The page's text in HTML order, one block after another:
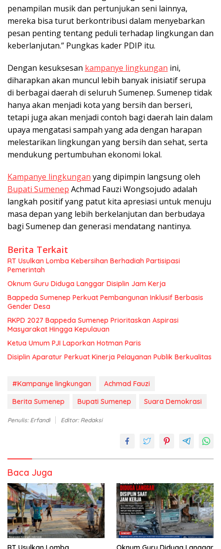
penampilan musik dan pertunjukan seni lainnya,
mereka bisa turut berkontribusi dalam menyebarkan
pesan penting tentang peduli terhadap lingkungan dan
keberlanjutan.” Pungkas kader PDIP itu.
Dengan kesuksesan kampanye lingkungan ini,
diharapkan akan muncul lebih banyak inisiatif serupa
di berbagai daerah di seluruh Sumenep. Sumenep tidak
hanya akan menjadi kota yang bersih dan berseri,
tetapi juga akan menjadi contoh bagi daerah lain dalam
upaya mengatasi sampah yang ada dengan harapan
melestarikan lingkungan yang bersih dan sehat, serta
mendukung pertumbuhan ekonomi lokal.
Kampanye lingkungan yang dipimpin langsung oleh
Bupati Sumenep Achmad Fauzi Wongsojudo adalah
langkah positif yang patut kita apresiasi untuk menuju
masa depan yang lebih berkelanjutan dan berbudaya
bagi Sumenep dan generasi mendatang nantinya.
Berita Terkait
RT Usulkan Lomba Kebersihan Berhadiah Partisipasi
Pemerintah
Oknum Guru Diduga Langgar Disiplin Jam Kerja
Bappeda Sumenep Perkuat Pembangunan Inklusif Berbasis
Gender Desa
RKPD 2027 Bappeda Sumenep Prioritaskan Aspirasi
Masyarakat Hingga Kepulauan
Ketua Umum PJI Laporkan Hotman Paris
Disiplin Aparatur Perkuat Kinerja Pelayanan Publik Berkualitas
#Kampanye lingkungan
Achmad Fauzi
Berita Sumenep
Bupati Sumenep Suara Demokrasi
Penulis: Erfandi Editor: Redaksi
Baca Juga